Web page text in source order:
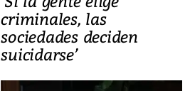
criminales, las
sociedades deciden
suicidarse’